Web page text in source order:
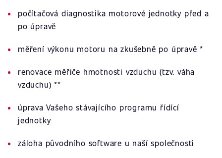
počítačová diagnostika motorové jednotky před a
po úpravě
měření výkonu motoru na zkušebně po úpravě *
renovace měřiče hmotnosti vzduchu (tzv. váha
vzduchu) **
úprava Vašeho stávajícího programu řídící
jednotky
záloha původního software u naší společnosti